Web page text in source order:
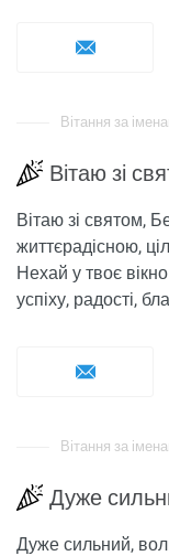
Вітання за
Вітаю зі
Вітаю зі святом,
життєрадісною,
Нехай у твоє
успіху, радості,
Вітання за
Дуже
Дуже сильний,